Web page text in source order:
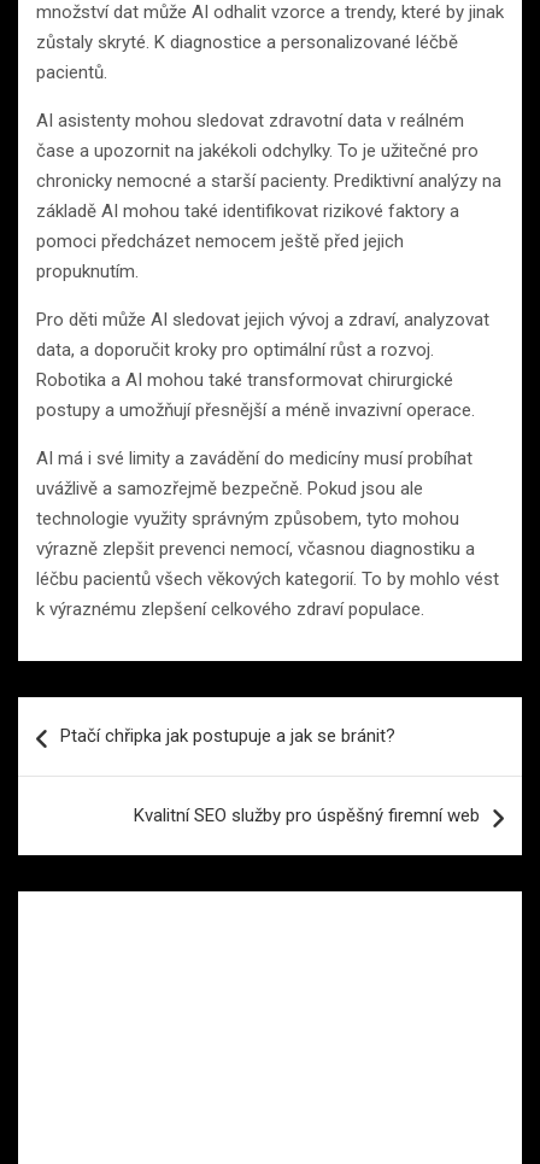
množství dat může AI odhalit vzorce a trendy, které by jinak
zůstaly skryté. K diagnostice a personalizované léčbě
pacientů.
AI asistenty mohou sledovat zdravotní data v reálném
čase a upozornit na jakékoli odchylky. To je užitečné pro
chronicky nemocné a starší pacienty. Prediktivní analýzy na
základě AI mohou také identifikovat rizikové faktory a
pomoci předcházet nemocem ještě před jejich
propuknutím.
Pro děti může AI sledovat jejich vývoj a zdraví, analyzovat
data, a doporučit kroky pro optimální růst a rozvoj.
Robotika a AI mohou také transformovat chirurgické
postupy a umožňují přesnější a méně invazivní operace.
AI má i své limity a zavádění do medicíny musí probíhat
uvážlivě a samozřejmě bezpečně. Pokud jsou ale
technologie využity správným způsobem, tyto mohou
výrazně zlepšit prevenci nemocí, včasnou diagnostiku a
léčbu pacientů všech věkových kategorií. To by mohlo vést
k výraznému zlepšení celkového zdraví populace.
proPtačí chřipka jak postupuje a jak se bránit?
Kvalitní SEO služby pro úspěšný firemní web